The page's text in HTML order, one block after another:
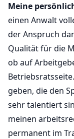
Meine
einen Anwalt
der Anspruch
Qualität für die
ob auf
geben, die den
sehr talentiert
meinen
permanent im